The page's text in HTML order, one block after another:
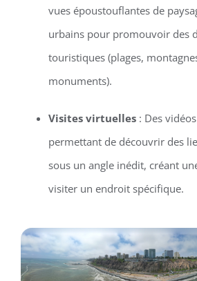
vues époustouflantes de
urbains pour promouvoir des
touristiques (plages,
monuments).
Visites virtuelles: Des
permettant de découvrir des
sous un angle inédit, créant
visiter un endroit spécifique.